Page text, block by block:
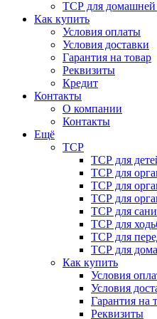
ТСР для домашней
Как купить
Условия оплаты
Условия доставки
Гарантия на товар
Реквизиты
Кредит
Контакты
О компании
Контакты
Ещё
ТСР
ТСР для
ТСР для
ТСР для
ТСР для
ТСР для
ТСР для
ТСР для
ТСР для
Как купить
Условия
Условия
Гарантия на
Реквизиты